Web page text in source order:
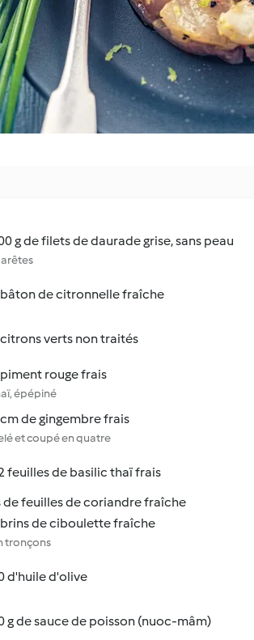
g de filets de daurade grise, sans peau
arêtes
de citronnelle fraîche
verts non traités
rouge frais
épépiné
de gingembre frais
et coupé en quatre
feuilles de basilic thaï frais
de feuilles de coriandre fraîche
de ciboulette fraîche
tronçons
d'huile d'olive
g de sauce de poisson (nuoc-mâm)